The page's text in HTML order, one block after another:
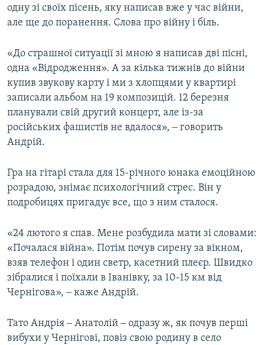
одну зі своїх пісень, яку написав вже у час війни,
але ще до поранення. Слова про війну і біль.
«До страшної ситуації зі мною я написав дві пісні,
одна «Відродження». А за кілька тижнів до війни
купив звукову карту і ми з хлопцями у квартирі
записали альбом на 19 композицій. 12 березня
планували свій другий концерт, але із-за
російських фашистів не вдалося», ‒ говорить
Андрій.
Гра на гітарі стала для 15-річного юнака емоційною
розрадою, знімає психологічний стрес. Він у
подробицях пригадує все, що з ним сталося.
«24 лютого я спав. Мене розбудила мати зі словами:
«Почалася війна». Потім почув сирену за вікном,
взяв телефон і один светр, касетний плеєр. Швидко
зібралися і поїхали в Іванівку, за 10-15 км від
Чернігова», ‒ каже Андрій.
Тато Андрія ‒ Анатолій ‒ одразу ж, як почув перші
вибухи у Чернігові, повіз свою родину в село